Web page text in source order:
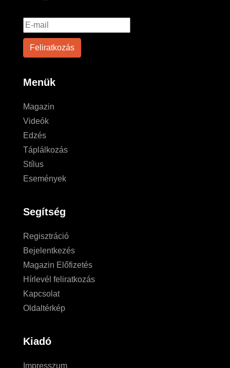
Menük
Magazin
Videók
Edzés
Táplálkozás
Stílus
Események
Segítség
Regisztráció
Bejelentkezés
Magazin Előfizetés
Hírlevél feliratkozás
Kapcsolat
Oldaltérkép
Kiadó
Impresszum